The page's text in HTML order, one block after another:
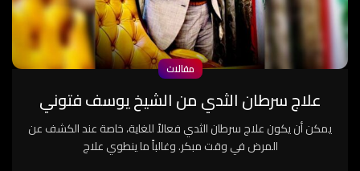
مقالات
علاج سرطان الثدي من الشيخ يوسف فتوني
يمكن أن يكون علاج سرطان الثدي فعالاً للغاية، خاصة عند الكشف عن
المرض في وقت مبكر. وغالباً ما ينطوي علاج